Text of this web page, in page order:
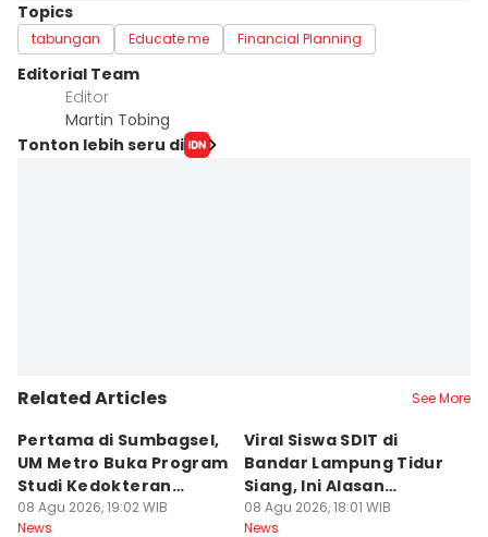
Topics
tabungan Educate me Financial Planning
Editorial Team
Editor
Martin Tobing
Tonton lebih seru di
Related Articles See More
Pertama di Sumbagsel,
UM Metro Buka Program
Studi Kedokteran
Hewan
08 Agu 2026, 19:02 WIB
News
Viral Siswa SDIT di
Bandar Lampung Tidur
Siang, Ini Alasan
Sekolah
08 Agu 2026, 18:01 WIB
News